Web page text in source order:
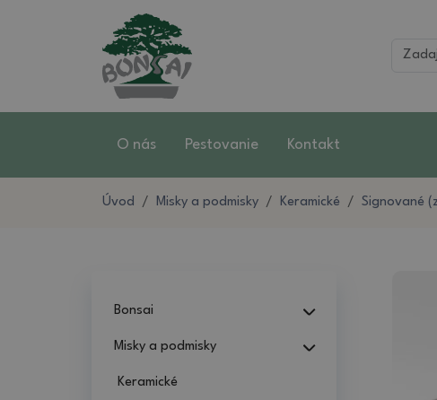
O nás Pestovanie Kontakt
Úvod Misky a podmisky Keramické Signované
Bonsai
Misky a podmisky
Keramické